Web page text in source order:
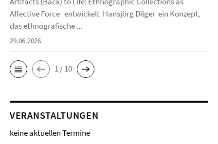
Affective Force entwickelt Hansjörg Dilger ein Konzept,
das ethnografische ...
29.06.2026
1 / 10
VERANSTALTUNGEN
keine aktuellen Termine